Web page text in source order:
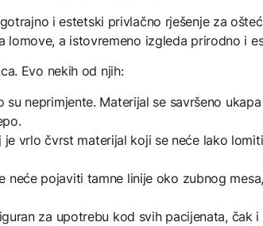
i estetski privlačno rješenje za
a istovremeno izgleda prirodno i
Evo nekih od njih:
neprimjente. Materijal se savršeno
vrlo čvrst materijal koji se neće lako
neće pojaviti tamne linije oko zubnog
za upotrebu kod svih pacijenata, čak